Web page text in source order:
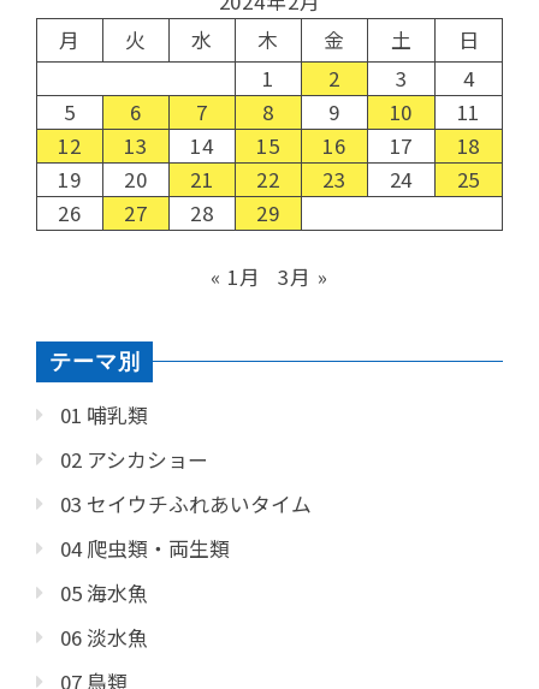
月
火 水 木 金 土
日
1
2 3
4
5
6 7 8 9 10
11
12
13 14 15 16 17
18
19
20 21 22 23 24
25
26
27 28 29
« 1月 3月 »
テーマ別
01 哺乳類
02 アシカショー
03 セイウチふれあいタイム
04 爬虫類・両生類
05 海水魚
06 淡水魚
07 鳥類